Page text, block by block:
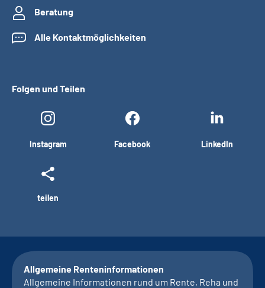
Beratung
Alle Kontaktmöglichkeiten
Folgen und Teilen
Instagram Facebook LinkedIn
teilen
Allgemeine Renteninformationen
Allgemeine Informationen rund um Rente, Reha und